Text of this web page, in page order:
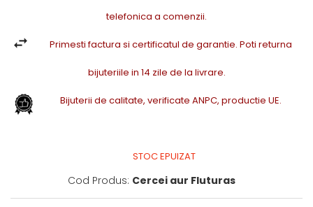
telefonica a comenzii.
Primesti factura si certificatul de garantie. Poti returna
bijuteriile in 14 zile de la livrare.
Bijuterii de calitate, verificate ANPC, productie UE.
STOC EPUIZAT
Cod Produs: Cercei aur Fluturas